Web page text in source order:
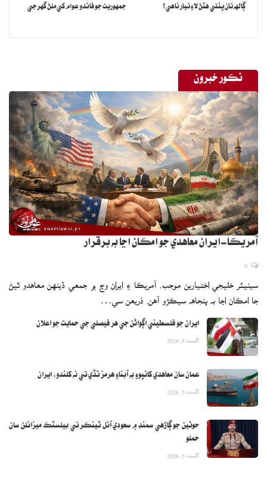
ڳالهه تان پٺتي هٽڻ لاءِ تيار ناهي؟
جمهوريت جو فائدو عوام کي ملڻ گهرجي
نڪور خبرون
آمريڪا-ايران معاهدي جو امڪان اڃا به برقرار
سينيئر خليجي اختيارين موجب، آمريڪا ۽ ايران وچ ۾ جمعي ڏينهن معاهدو ٿيڻ
جا امڪان اڃا به پنجاهه سيڪڙو آهن. ذريعن سي…
ايران جو فلسطيني اڳواڻن جي هر فيصلي جي حمايت جو اعلان
اگست 5, 2026
عمان سان معاهدي کانپوءِ به آبناءِ هرمز ٿڏي تي نه کلندو: ايران
اگست 5, 2026
حوثين جو ڳاڙهي سمنڊ ۾ سعودي آئل ٽينڪر تي بيلسٽڪ ميزائلن سان
حملو
اگست 5, 2026